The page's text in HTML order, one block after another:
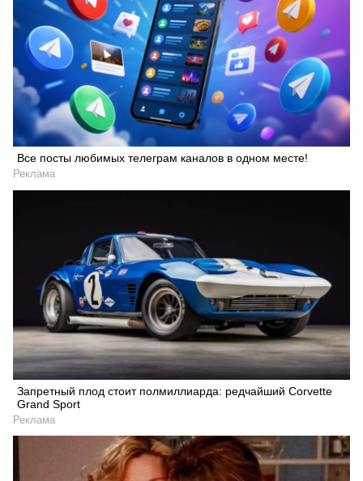
Искать
Все посты любимых телеграм каналов в одном месте!
Реклама
Запретный плод стоит полмиллиарда: редчайший Corvette
Grand Sport
Реклама